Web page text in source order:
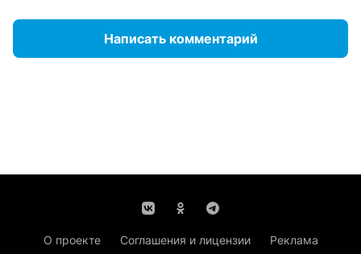
Написать комментарий
О проекте Соглашения и лицензии
Реклама